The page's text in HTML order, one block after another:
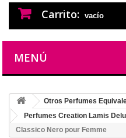
Carrito: vacío
MENÚ
Otros Perfumes
Perfumes Creation Lamis
Classico Nero pour Femme